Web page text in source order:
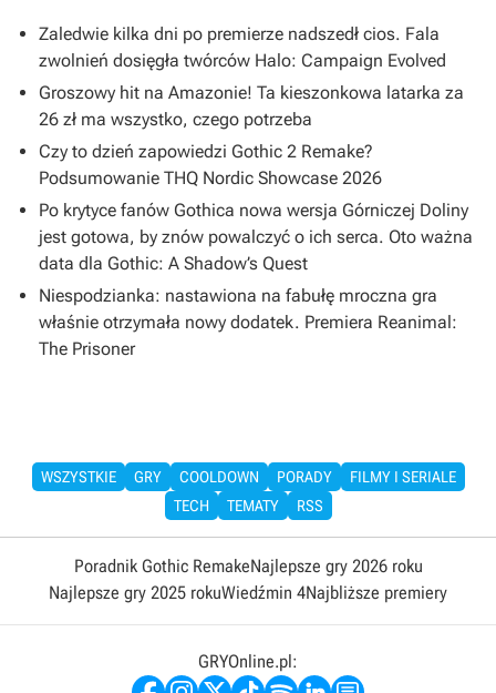
Zaledwie kilka dni po premierze nadszedł cios. Fala
zwolnień dosięgła twórców Halo: Campaign Evolved
Groszowy hit na Amazonie! Ta kieszonkowa latarka za
26 zł ma wszystko, czego potrzeba
Czy to dzień zapowiedzi Gothic 2 Remake?
Podsumowanie THQ Nordic Showcase 2026
Po krytyce fanów Gothica nowa wersja Górniczej Doliny
jest gotowa, by znów powalczyć o ich serca. Oto ważna
data dla Gothic: A Shadow’s Quest
Niespodzianka: nastawiona na fabułę mroczna gra
właśnie otrzymała nowy dodatek. Premiera Reanimal:
The Prisoner
WSZYSTKIE GRY COOLDOWN PORADY
FILMY I SERIALE
TECH
TEMATY RSS
Poradnik Gothic RemakeNajlepsze gry 2026 roku
Najlepsze gry 2025 rokuWiedźmin 4Najbliższe premiery
GRYOnline.pl: